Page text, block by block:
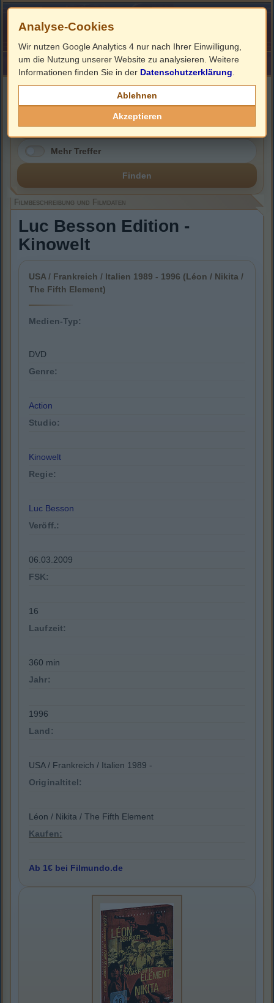
HOME ImpressumLinks
Filmbeschreibung, Cover & DVD Infos
Mehr Treffer
Finden
Filmbeschreibung und Filmdaten
Luc Besson Edition -
Kinowelt
USA / Frankreich / Italien 1989 - 1996 (Léon / Nikita /
The Fifth Element)
Medien-Typ:
DVD
Genre:
Action
Studio:
Kinowelt
Regie:
Luc Besson
Veröff.:
06.03.2009
FSK:
16
Laufzeit:
360 min
Jahr:
1996
Land:
USA / Frankreich / Italien 1989 -
Originaltitel:
Léon / Nikita / The Fifth Element
Kaufen:
Ab 1€ bei Filmundo.de
Analyse-Cookies
Wir nutzen Google Analytics 4 nur nach Ihrer Einwilligung,
um die Nutzung unserer Website zu analysieren. Weitere
Informationen finden Sie in der Datenschutzerklärung
Ablehnen
Akzeptieren